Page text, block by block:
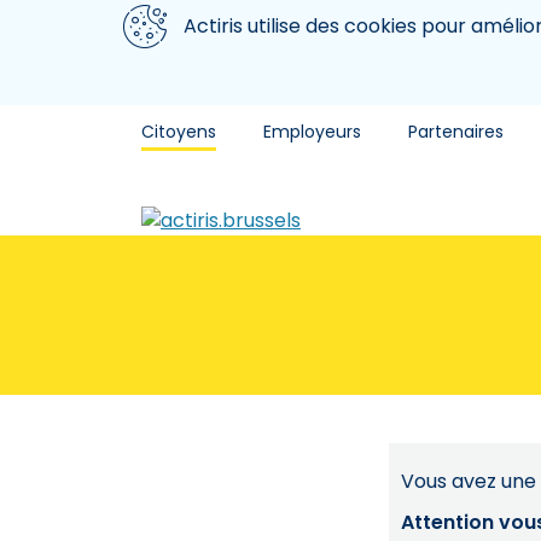
Aller au contenu principal
Nous utilisons des cookiesActiris utilise des cookies pour
Citoyens Employeurs Partenaires
Vous avez
Attention